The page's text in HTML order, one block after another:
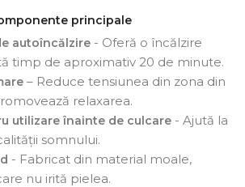
principale
autoîncălzire - Oferă o încălzire
timp de aproximativ 20 de minute.
– Reduce tensiunea din zona din
relaxarea.
utilizare înainte de culcare - Ajută la
somnului.
- Fabricat din material moale,
nu irită pielea.